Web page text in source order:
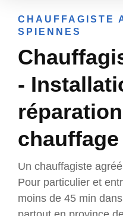
CHAUFFAGISTE
SPIENNES
-
chauffage
Un chauffagiste
Pour particulier et
moins de 45 min